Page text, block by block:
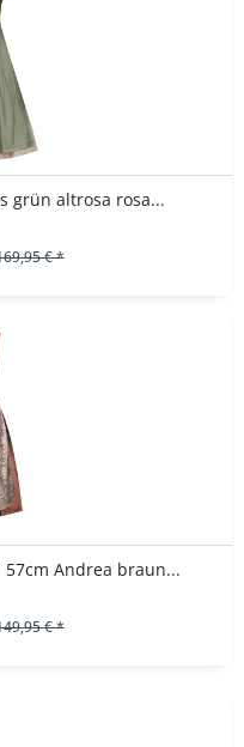
grün altrosa rosa...
€ *
Andrea braun...
€ *